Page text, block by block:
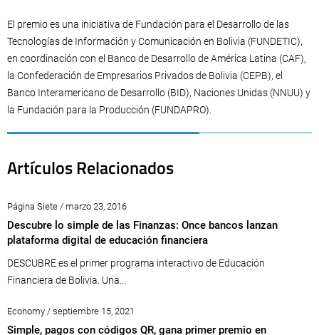
El premio es una iniciativa de Fundación para el Desarrollo de las
Tecnologías de Información y Comunicación en Bolivia (FUNDETIC),
en coordinación con el Banco de Desarrollo de América Latina (CAF),
la Confederación de Empresarios Privados de Bolivia (CEPB), el
Banco Interamericano de Desarrollo (BID), Naciones Unidas (NNUU) y
la Fundación para la Producción (FUNDAPRO).
Artículos Relacionados
Página Siete / marzo 23, 2016
Descubre lo simple de las Finanzas: Once bancos lanzan
plataforma digital de educación financiera
DESCUBRE es el primer programa interactivo de Educación
Financiera de Bolivia. Una...
Economy / septiembre 15, 2021
Simple, pagos con códigos QR, gana primer premio en